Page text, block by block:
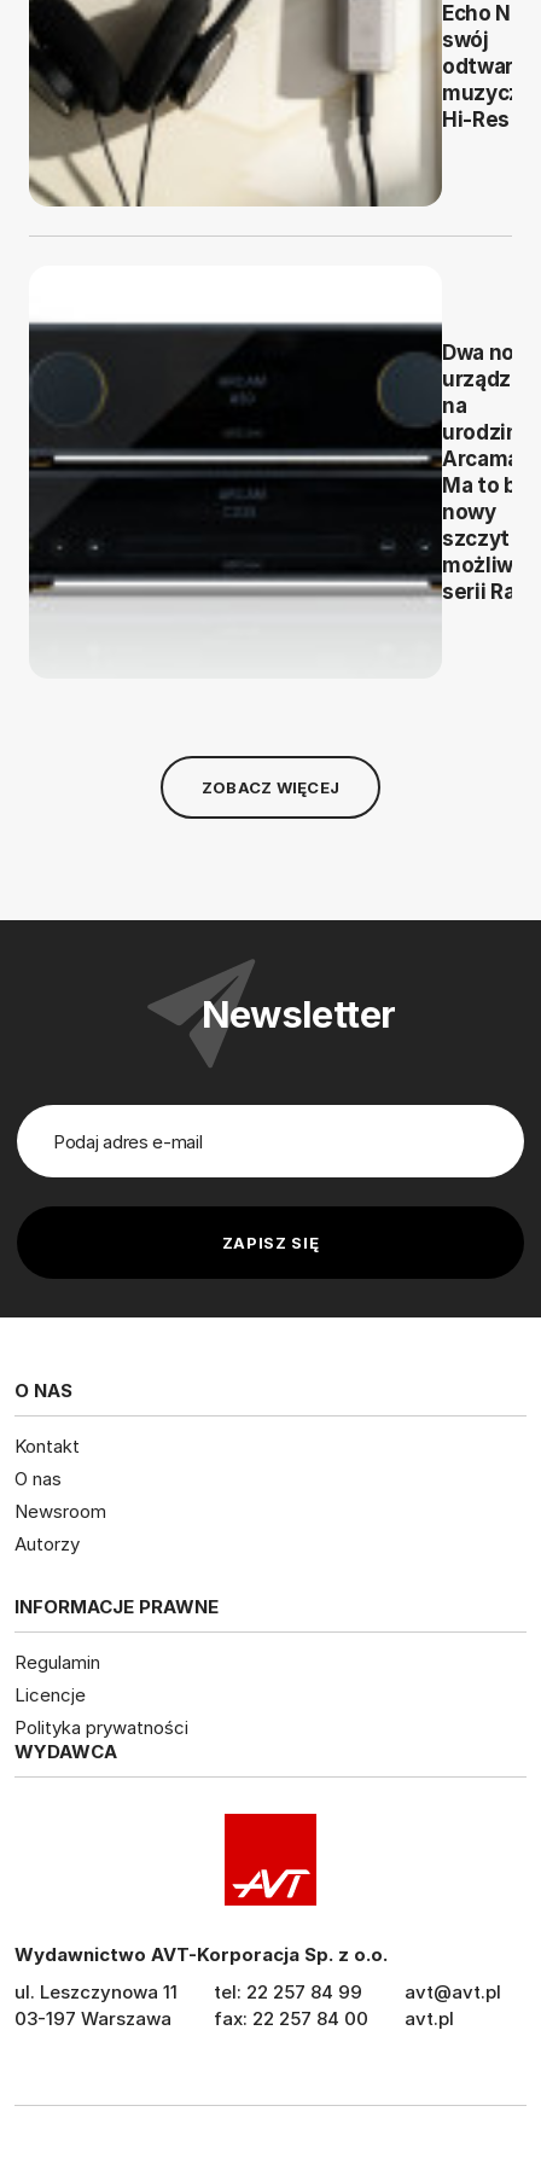
Echo
swój
Hi-Res
Dwa
na
urodziny
Arcama.
Ma to być
nowy
szczyt
serii
ZOBACZ WIĘCEJ
Newsletter
O NAS
Kontakt
O nas
Newsroom
Autorzy
INFORMACJE PRAWNE
Regulamin
Licencje
Polityka prywatności
WYDAWCA
Wydawnictwo AVT-Korporacja Sp. z o.o.
ul. Leszczynowa 11
03-197 Warszawa
tel: 22 257 84 99
fax: 22 257 84 00
avt@avt.pl
avt.pl